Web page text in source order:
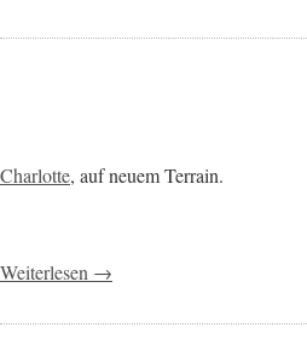
Charlotte, auf neuem Terrain.
Weiterlesen →